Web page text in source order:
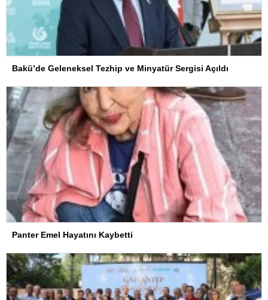
Bakü’de Geleneksel Tezhip ve Minyatür Sergisi Açıldı
Panter Emel Hayatını Kaybetti